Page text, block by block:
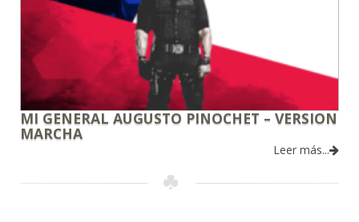
MI GENERAL AUGUSTO PINOCHET – VERSION
MARCHA
Leer más...